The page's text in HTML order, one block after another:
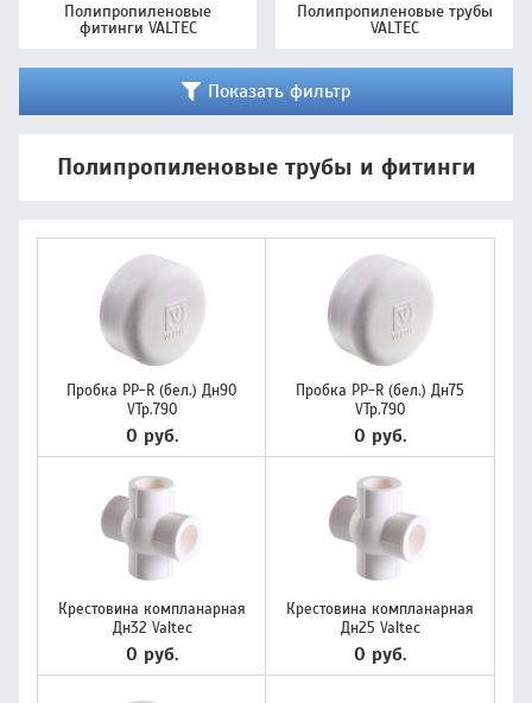
Полипропиленовые
фитинги VALTEC
Полипропиленовые трубы
VALTEC
Показать фильтр
Полипропиленовые трубы и фитинги
Пробка PP-R (бел.) Дн90
VTp.790
0 руб.
Пробка PP-R (бел.) Дн75
VTp.790
0 руб.
Крестовина компланарная
Дн32 Valtec
0 руб.
Крестовина компланарная
Дн25 Valtec
0 руб.